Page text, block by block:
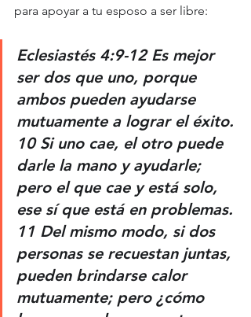
para apoyar a tu esposo a ser libre:
Eclesiastés 4:9-12 Es mejor
ser dos que uno, porque
ambos pueden ayudarse
mutuamente a lograr el éxito.
10 Si uno cae, el otro puede
darle la mano y ayudarle;
pero el que cae y está solo,
ese sí que está en problemas.
11 Del mismo modo, si dos
personas se recuestan juntas,
pueden brindarse calor
mutuamente; pero ¿cómo